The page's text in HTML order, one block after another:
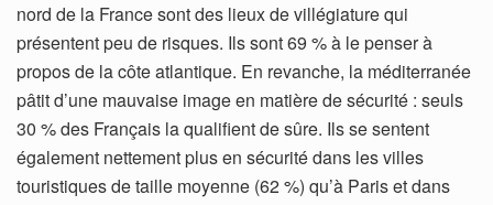
nord de la France sont des lieux de villégiature qui
présentent peu de risques. Ils sont 69 % à le penser à
propos de la côte atlantique. En revanche, la méditerranée
pâtit d’une mauvaise image en matière de sécurité : seuls
30 % des Français la qualifient de sûre. Ils se sentent
également nettement plus en sécurité dans les villes
touristiques de taille moyenne (62 %) qu’à Paris et dans